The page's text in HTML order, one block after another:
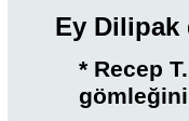
Ey Dilipak
* Recep
gömleğini